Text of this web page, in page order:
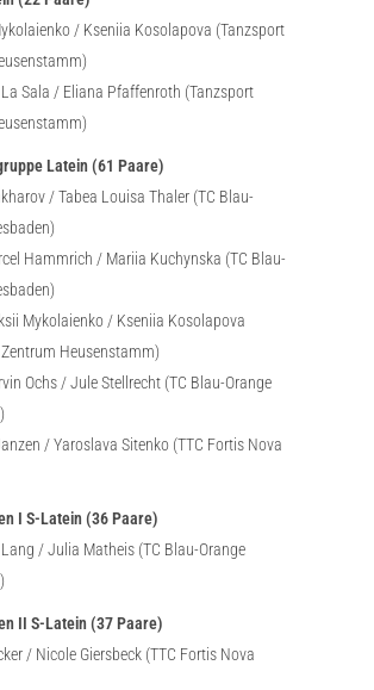
/ Kseniia Kosolapova (Tanzsport
Sala / Eliana Pfaffenroth (Tanzsport
Latein (61 Paare)
/ Tabea Louisa Thaler (TC Blau-
Hammrich / Mariia Kuchynska (TC Blau-
Mykolaienko / Kseniia Kosolapova
Heusenstamm)
Ochs / Jule Stellrecht (TC Blau-Orange
/ Yaroslava Sitenko (TTC Fortis Nova
I S-Latein (36 Paare)
/ Julia Matheis (TC Blau-Orange
II S-Latein (37 Paare)
/ Nicole Giersbeck (TTC Fortis Nova